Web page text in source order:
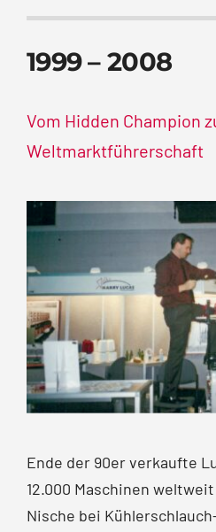
1999 – 2008
Vom Hidden Champion
Weltmarktführerschaft
Ende der 90er verkaufte
12.000 Maschinen
Nische bei